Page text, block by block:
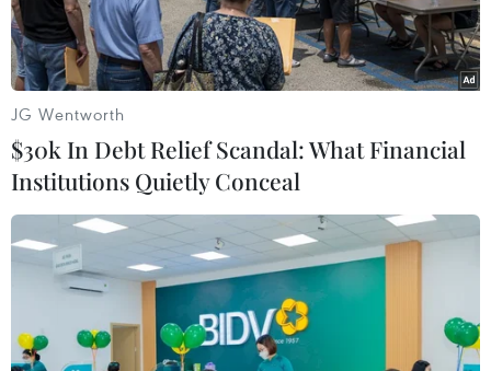
đảo, trục lợi.
Trang web https://chamsockhachang.com/dien-luc-huyenia-
hdrai/ giả mạo thông tin của Công ty Điện lực Kon Tum. (Ảnh:
TTXVN phát)
JG Wentworth
$30k In Debt Relief Scandal: What Financial
Institutions Quietly Conceal